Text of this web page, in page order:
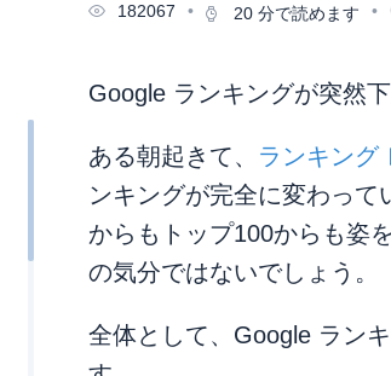
182067 • 20 分で読めます •
Google ランキングが突然
ある朝起きて、 ランキング
ンキングが完全に変わっ
からもトップ100からも姿
の気分ではないでしょう。
全体として、Google ラン